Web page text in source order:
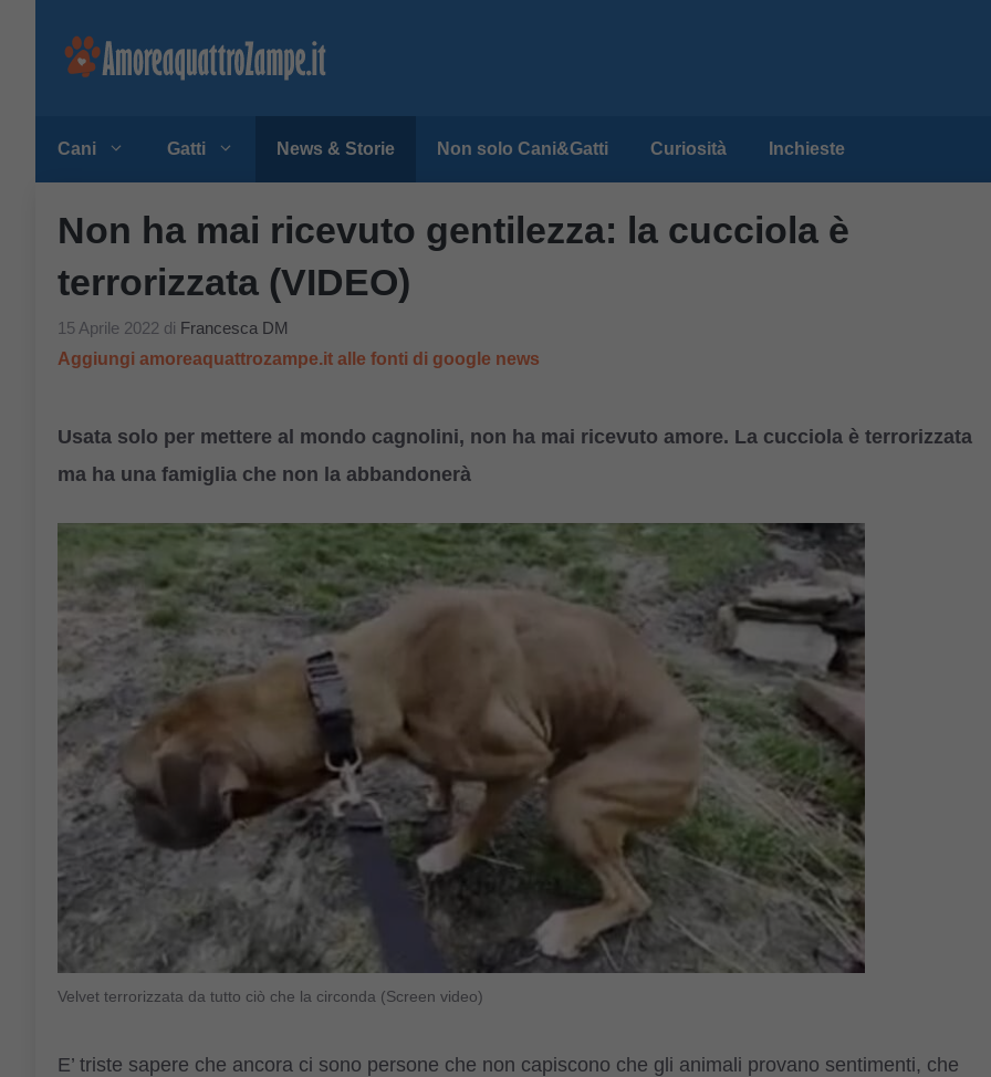
Cani Gatti News & Storie Non solo Cani&Gatti Curiosità Inchieste
Non ha mai ricevuto gentilezza: la cucciola è
terrorizzata (VIDEO)
15 Aprile 2022 di Francesca DM
Aggiungi amoreaquattrozampe.it alle fonti di google news
Usata solo per mettere al mondo cagnolini, non ha mai ricevuto amore. La cucciola è terrorizzata
ma ha una famiglia che non la abbandonerà
Velvet terrorizzata da tutto ciò che la circonda (Screen video)
E’ triste sapere che ancora ci sono persone che non capiscono che gli animali provano sentimenti, che